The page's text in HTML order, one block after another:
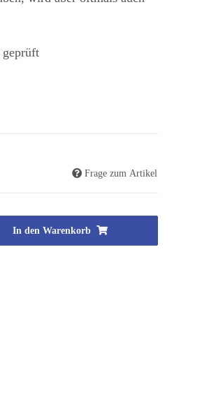
geprüft
Frage zum Artikel
In den Warenkorb